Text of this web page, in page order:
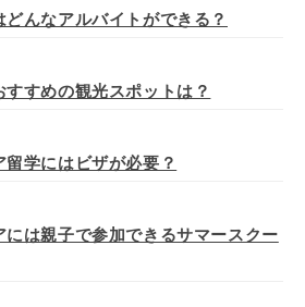
どんなアルバイトができる？
すすめの観光スポットは？
留学にはビザが必要？
には親子で参加できるサマースクー